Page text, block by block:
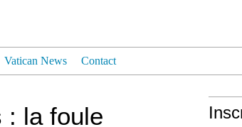
Vatican News Contact
: la foule